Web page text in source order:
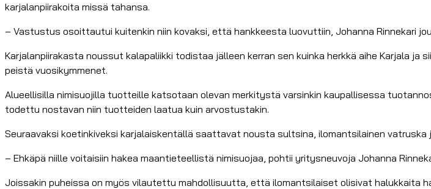
karjalanpiirakoita missä tahansa.
– Vastustus osoittautui kuitenkin niin kovaksi, että hankkeesta luovuttiin, Johanna Rinnekari
Karjalanpiirakasta noussut kalapaliikki todistaa jälleen kerran sen kuinka herkkä aihe Karjala
peistä vuosikymmenet.
Alueellisilla nimisuojilla tuotteille katsotaan olevan merkitystä varsinkin kaupallisessa
todettu nostavan niin tuotteiden laatua kuin arvostustakin.
Seuraavaksi koetinkiveksi karjalaiskentällä saattavat nousta sultsina, ilomantsilainen vatruska
– Ehkäpä niille voitaisiin hakea maantieteellistä nimisuojaa, pohtii yritysneuvoja Johanna
Joissakin puheissa on myös vilautettu mahdollisuutta, että ilomantsilaiset olisivat halukkaita